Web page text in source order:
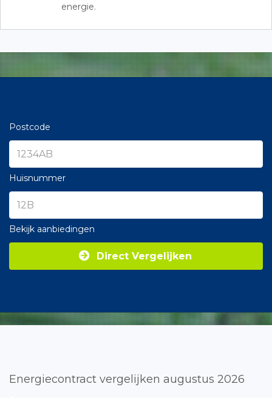
energie.
Postcode
Huisnummer
Bekijk aanbiedingen
Direct Vergelijken
Energiecontract vergelijken augustus 2026